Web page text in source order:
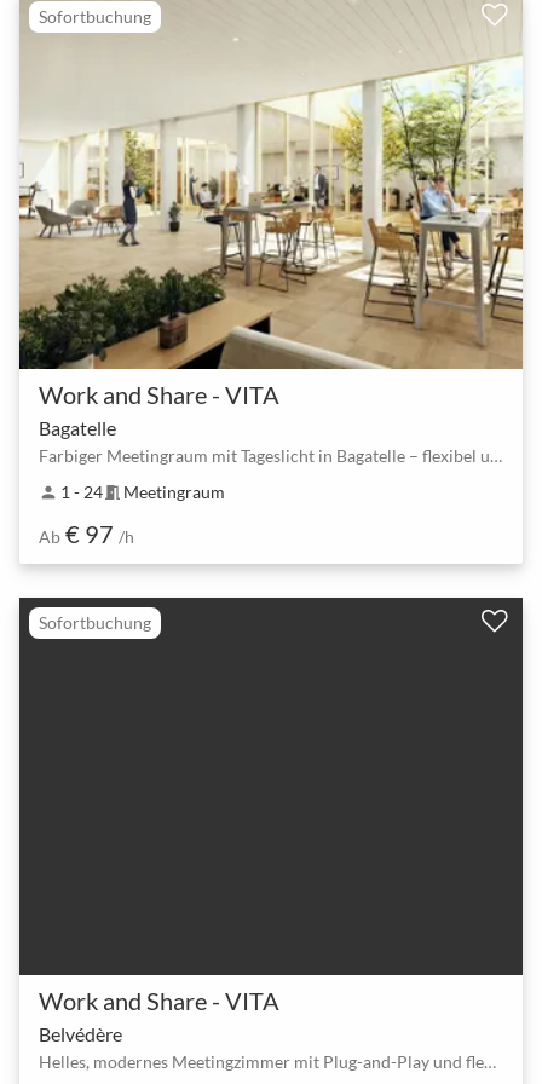
Sofortbuchung
Work and Share - VITA
Bagatelle
Farbiger Meetingraum mit Tageslicht in Bagatelle – flexibel und barrierefrei
person 1 - 24meeting_room Meetingraum
Ab € 97 /h
Sofortbuchung
Work and Share - VITA
Belvédère
Helles, modernes Meetingzimmer mit Plug-and-Play und flexibler Bestuhlung